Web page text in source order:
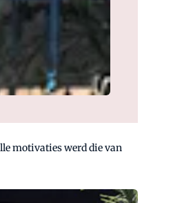
motivaties werd die van